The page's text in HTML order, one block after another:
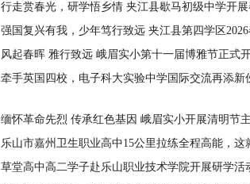
研学活动
行走赏春光，研学悟乡情 夹江县歇马初级中学开
徒步研学活动
强国复兴有我，少年笃行致远 夹江县第四学区
艺术节暨运动会盛大启幕
风起春晖 雅行致远 峨眉实小第十一届博雅节正式
牵手英国四校，电子科大实验中学国际交流再添新
缅怀革命先烈 传承红色基因 峨眉实小开展清明节
实践活动
乐山市嘉州卫生职业高中15公里拉练全程高能，这
青春该有的样子
草堂高中高二学子赴乐山职业技术学院开展研学活